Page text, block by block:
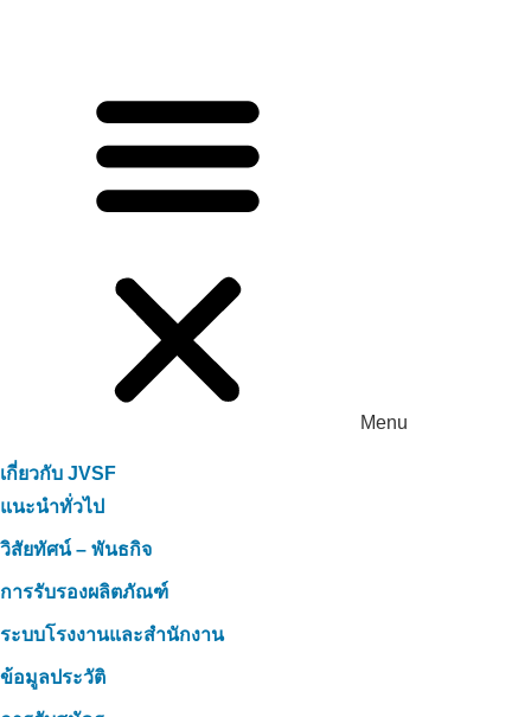
Menu
เกี่ยวกับ JVSF
แนะนำทั่วไป
วิสัยทัศน์ – พันธกิจ
การรับรองผลิตภัณฑ์
ระบบโรงงานและสำนักงาน
ข้อมูลประวัติ